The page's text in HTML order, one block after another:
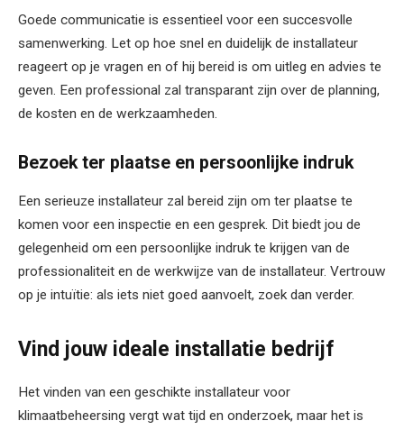
Goede communicatie is essentieel voor een succesvolle
samenwerking. Let op hoe snel en duidelijk de installateur
reageert op je vragen en of hij bereid is om uitleg en advies te
geven. Een professional zal transparant zijn over de planning,
de kosten en de werkzaamheden.
Bezoek ter plaatse en persoonlijke indruk
Een serieuze installateur zal bereid zijn om ter plaatse te
komen voor een inspectie en een gesprek. Dit biedt jou de
gelegenheid om een persoonlijke indruk te krijgen van de
professionaliteit en de werkwijze van de installateur. Vertrouw
op je intuïtie: als iets niet goed aanvoelt, zoek dan verder.
Vind jouw ideale installatie bedrijf
Het vinden van een geschikte installateur voor
klimaatbeheersing vergt wat tijd en onderzoek, maar het is